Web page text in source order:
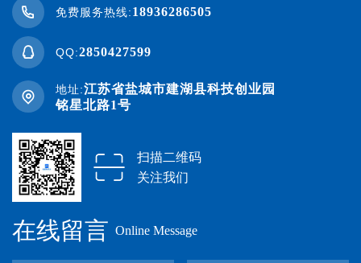
免费服务热线:18936286505
QQ:2850427599
地址:江苏省盐城市建湖县科技创业园
铭星北路1号
扫描二维码
关注我们
在线留言 Online Message